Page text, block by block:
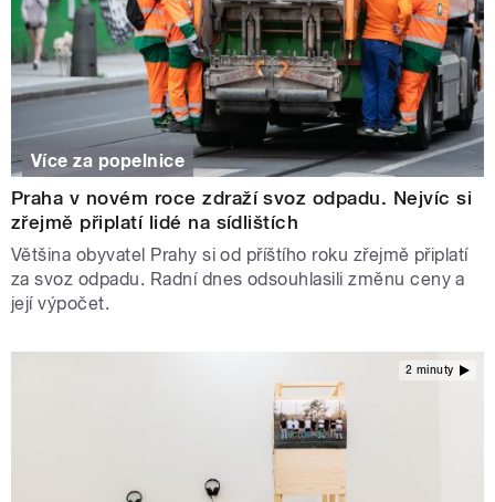
Více za popelnice
Praha v novém roce zdraží svoz odpadu. Nejvíc si
zřejmě připlatí lidé na sídlištích
Většina obyvatel Prahy si od příštího roku zřejmě připlatí
za svoz odpadu. Radní dnes odsouhlasili změnu ceny a
její výpočet.
2 minuty